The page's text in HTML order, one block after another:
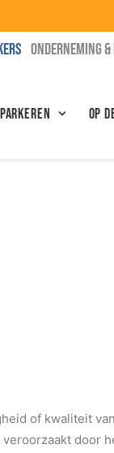
ONDERNEMING &
Parkeren Op
of kwaliteit
door